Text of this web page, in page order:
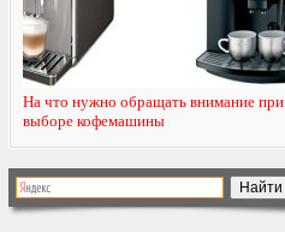
На что нужно обращать внимание при
выборе кофемашины